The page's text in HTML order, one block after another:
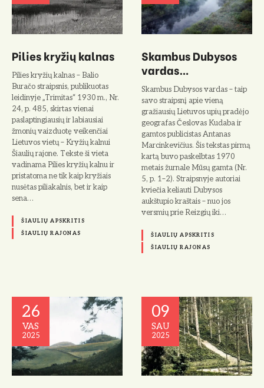
Pilies kryžių kalnas
Pilies kryžių kalnas – Balio
Buračo straipsnis, publikuotas
leidinyje „Trimitas“ 1930 m., Nr.
24, p. 485, skirtas vienai
paslaptingiausių ir labiausiai
žmonių vaizduotę veikenčiai
Lietuvos vietų – Kryžių kalnui
Šiaulių rajone. Tekste ši vieta
vadinama Pilies kryžių kalnu ir
pristatoma ne tik kaip kryžiais
nusėtas piliakalnis, bet ir kaip
sena…
ŠIAULIŲ APSKRITIS
ŠIAULIŲ RAJONAS
Skambus Dubysos
vardas…
Skambus Dubysos vardas – taip
savo straipsnį apie vieną
gražiausių Lietuvos upių pradėjo
geografas Česlovas Kudaba ir
gamtos publicistas Antanas
Marcinkevičius. Šis tekstas pirmą
kartą buvo paskelbtas 1970
metais žurnale Mūsų gamta (Nr.
5, p. 1–2). Straipsnyje autoriai
kviečia keliauti Dubysos
aukštupio kraštais – nuo jos
versmių prie Reizgių iki…
ŠIAULIŲ APSKRITIS
ŠIAULIŲ RAJONAS
26
VAS
2025
09
SAU
2025